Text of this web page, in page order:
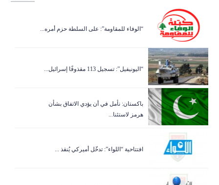
“الوفاء للمقاومة”: على السلطة حزم أمره...
“اليونيفيل”: تسجيل 113 مقذوفًا إسرائيل...
باكستان: نأمل في أن يؤدي الاتفاق بشأن
هرمز لاستئنا...
افتتاحية “اللواء”: تدخّل أميركي يُنقذ ...